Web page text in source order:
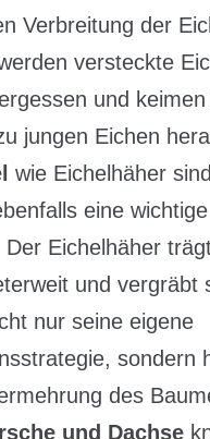
Verbreitung der
versteckte
und keimen
jungen Eichen
wie Eichelhäher
eine wichtige
Der Eichelhäher
und vergräbt
nur seine eigene
sondern
des
und Dachse